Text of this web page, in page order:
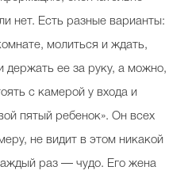
нет. Есть разные варианты:
молиться и ждать,
держать ее за руку, а можно,
с камерой у входа и
пятый ребенок». Он всех
не видит в этом никакой
раз — чудо. Его жена